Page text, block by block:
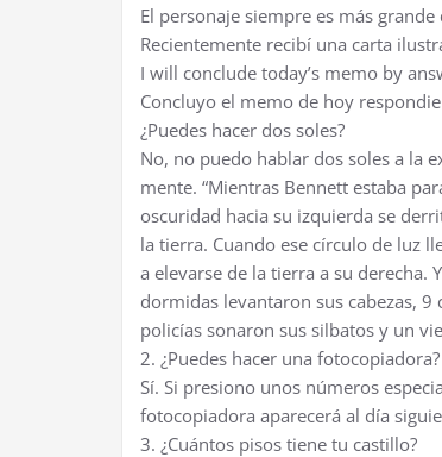
El personaje siempre es más
Recientemente recibí una carta
I will conclude today’s memo by
Concluyo el memo de hoy
¿Puedes hacer dos soles?
No, no puedo hablar dos soles a la
mente. “Mientras Bennett estaba
oscuridad hacia su izquierda se
la tierra. Cuando ese círculo de luz
a elevarse de la tierra a su derecha.
dormidas levantaron sus cabezas,
policías sonaron sus silbatos y un
2. ¿Puedes hacer una fotocopiadora?
Sí. Si presiono unos números
fotocopiadora aparecerá al día
3. ¿Cuántos pisos tiene tu castillo?